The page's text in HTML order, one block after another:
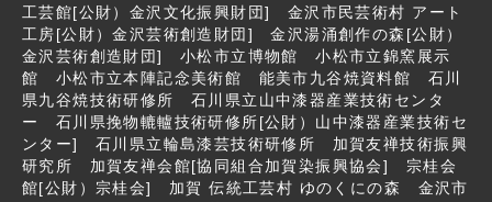
工芸館[公財）金沢文化振興財団] 金沢市民芸術村 アート
工房[公財）金沢芸術創造財団] 金沢湯涌創作の森[公財）
金沢芸術創造財団] 小松市立博物館 小松市立錦窯展示
館 小松市立本陣記念美術館 能美市九谷焼資料館 石川
県九谷焼技術研修所 石川県立山中漆器産業技術センタ
ー 石川県挽物轆轤技術研修所[公財）山中漆器産業技術セ
ンター] 石川県立輪島漆芸技術研修所 加賀友禅技術振興
研究所 加賀友禅会館[協同組合加賀染振興協会] 宗桂会
館[公財）宗桂会] 加賀 伝統工芸村 ゆのくにの森 金沢市